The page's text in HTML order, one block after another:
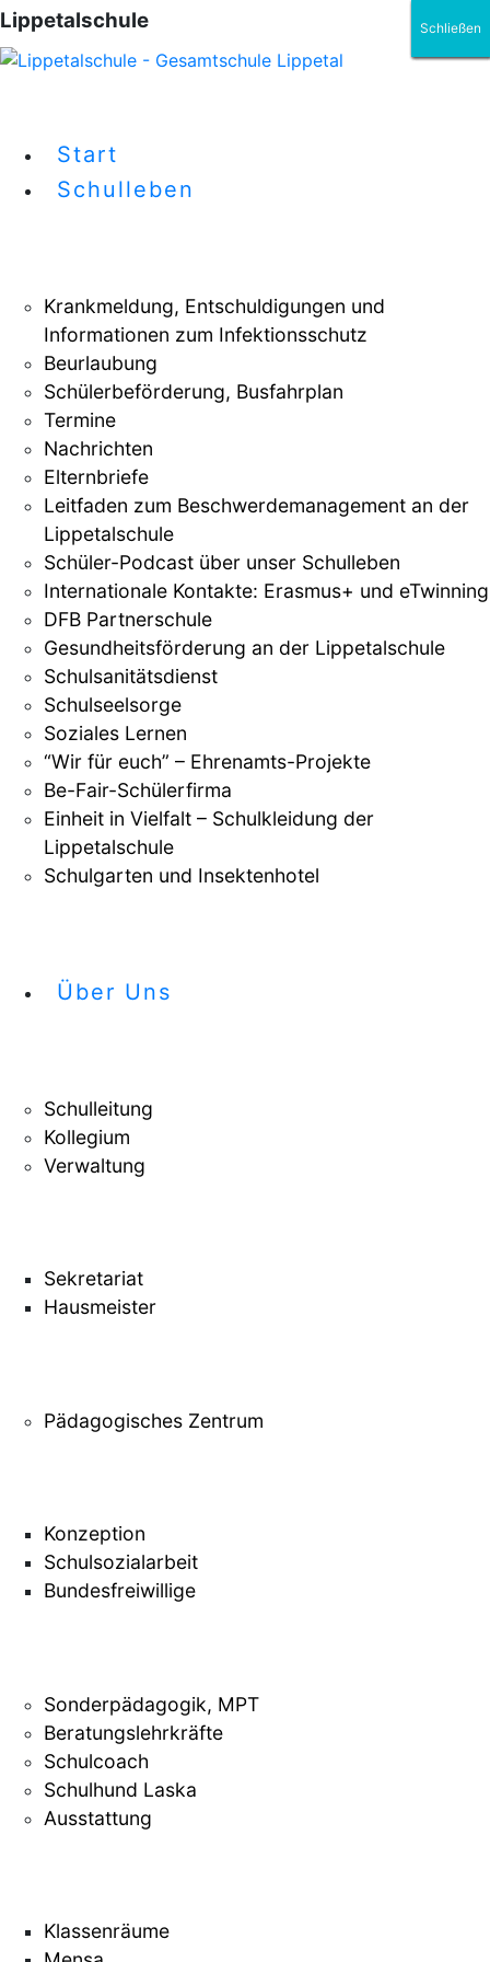
Lippetalschule
Start
Schulleben
Krankmeldung, Entschuldigungen und
Informationen zum Infektionsschutz
Beurlaubung
Schülerbeförderung, Busfahrplan
Termine
Nachrichten
Elternbriefe
Leitfaden zum Beschwerdemanagement an der
Lippetalschule
Schüler-Podcast über unser Schulleben
Internationale Kontakte: Erasmus+ und eTwinning
DFB Partnerschule
Gesundheitsförderung an der Lippetalschule
Schulsanitätsdienst
Schulseelsorge
Soziales Lernen
“Wir für euch” – Ehrenamts-Projekte
Be-Fair-Schülerfirma
Einheit in Vielfalt – Schulkleidung der
Lippetalschule
Schulgarten und Insektenhotel
Über Uns
Schulleitung
Kollegium
Verwaltung
Sekretariat
Hausmeister
Pädagogisches Zentrum
Konzeption
Schulsozialarbeit
Bundesfreiwillige
Sonderpädagogik, MPT
Beratungslehrkräfte
Schulcoach
Schulhund Laska
Ausstattung
Klassenräume
Schließen
Schließen
Schließen
Schließen
Schließen
Schließen